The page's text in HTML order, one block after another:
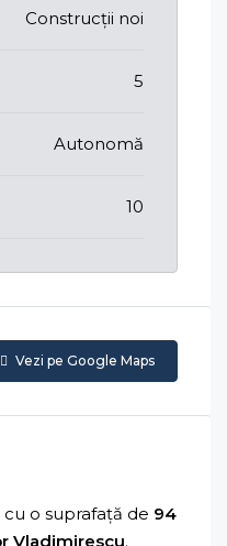
Construcții noi
5
Autonomă
10
Vezi pe Google Maps
o suprafață de 94
Vladimirescu.